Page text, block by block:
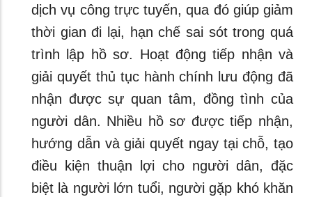
dịch vụ công trực tuyến, qua đó giúp giảm
thời gian đi lại, hạn chế sai sót trong quá
trình lập hồ sơ. Hoạt động tiếp nhận và
giải quyết thủ tục hành chính lưu động đã
nhận được sự quan tâm, đồng tình của
người dân. Nhiều hồ sơ được tiếp nhận,
hướng dẫn và giải quyết ngay tại chỗ, tạo
điều kiện thuận lợi cho người dân, đặc
biệt là người lớn tuổi, người gặp khó khăn